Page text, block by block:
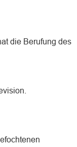
die Berufung des